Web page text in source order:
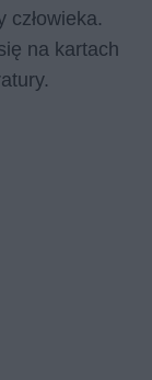
na kartach